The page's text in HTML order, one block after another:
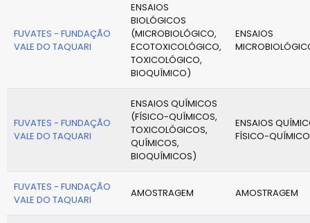
FUVATES - FUNDAÇÃO
VALE DO TAQUARI
ENSAIOS
BIOLÓGICOS
(MICROBIOLÓGICO,
ECOTOXICOLÓGICO,
TOXICOLÓGICO,
BIOQUÍMICO)
ENSAIOS
FUVATES - FUNDAÇÃO
VALE DO TAQUARI
ENSAIOS QUÍMICOS
(FÍSICO-QUÍMICOS,
TOXICOLÓGICOS,
QUÍMICOS,
BIOQUÍMICOS)
ENSAIOS
FÍSICO-
FUVATES - FUNDAÇÃO
VALE DO TAQUARI
AMOSTRAGEM AMOSTRAGEM